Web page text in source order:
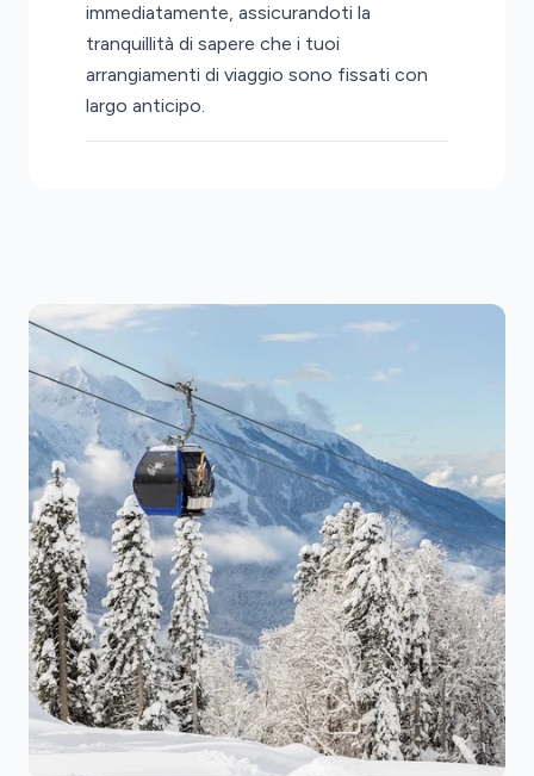
immediatamente, assicurandoti la
tranquillità di sapere che i tuoi
arrangiamenti di viaggio sono fissati con
largo anticipo.